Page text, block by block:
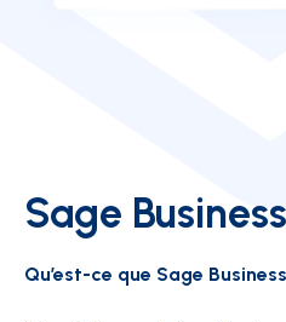
Sage
Qu’est-ce que Sage